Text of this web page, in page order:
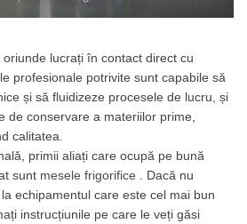
lucrați în contact direct cu
profesionale potrivite sunt capabile să
și să fluidizeze procesele de lucru, și
de conservare a materiilor prime,
calitatea.
primii aliați care ocupă pe bună
sunt mesele frigorifice . Dacă nu
echipamentul care este cel mai bun
instrucțiunile pe care le veți găsi